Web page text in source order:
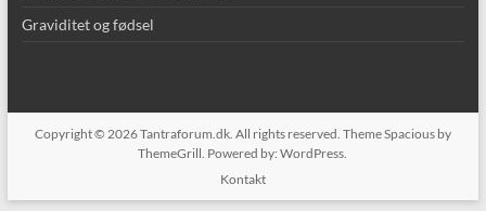
Graviditet og fødsel
Copyright © 2026Tantraforum.dk. All rights reserved. ThemeSpaciousby
ThemeGrill. Powered by:WordPress.
Kontakt